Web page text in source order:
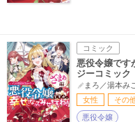
コミック
悪役令嬢で
ジーコミッ
まろ／湯本みこ／
女性
その
悪役令嬢